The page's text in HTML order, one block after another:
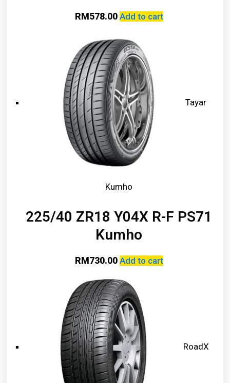
RM578.00 Add to cart
Tayar
Kumho
225/40 ZR18 Y04X R-F PS71
Kumho
RM730.00 Add to cart
RoadX